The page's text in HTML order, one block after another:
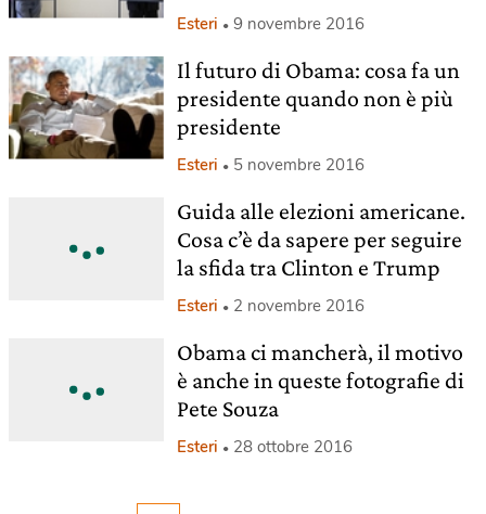
Esteri 9 novembre 2016
Il futuro di Obama: cosa fa un
presidente quando non è più
presidente
Esteri 5 novembre 2016
Guida alle elezioni americane.
Cosa c’è da sapere per seguire
la sfida tra Clinton e Trump
Esteri 2 novembre 2016
Obama ci mancherà, il motivo
è anche in queste fotografie di
Pete Souza
Esteri 28 ottobre 2016